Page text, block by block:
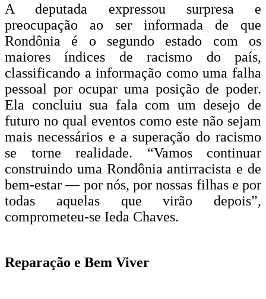
A deputada expressou surpresa e
preocupação ao ser informada de que
Rondônia é o segundo estado com os
maiores índices de racismo do país,
classificando a informação como uma falha
pessoal por ocupar uma posição de poder.
Ela concluiu sua fala com um desejo de
futuro no qual eventos como este não sejam
mais necessários e a superação do racismo
se torne realidade. “Vamos continuar
construindo uma Rondônia antirracista e de
bem-estar — por nós, por nossas filhas e por
todas aquelas que virão depois”,
comprometeu-se Ieda Chaves.
Reparação e Bem Viver